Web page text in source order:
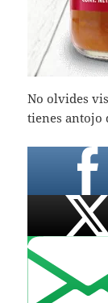
No olvides
tienes antojo